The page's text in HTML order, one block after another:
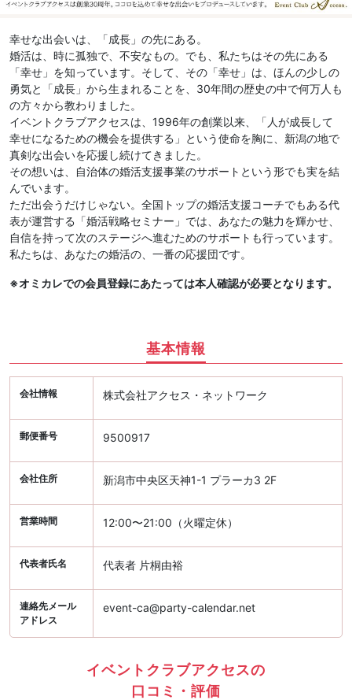
幸せな出会いは、「成長」の先にある。
婚活は、時に孤独で、不安なもの。でも、私たちはその先にある
「幸せ」を知っています。そして、その「幸せ」は、ほんの少しの
勇気と「成長」から生まれることを、30年間の歴史の中で何万人も
の方々から教わりました。
イベントクラブアクセスは、1996年の創業以来、「人が成長して
幸せになるための機会を提供する」という使命を胸に、新潟の地で
真剣な出会いを応援し続けてきました。
その想いは、自治体の婚活支援事業のサポートという形でも実を結
んでいます。
ただ出会うだけじゃない。全国トップの婚活支援コーチでもある代
表が運営する「婚活戦略セミナー」では、あなたの魅力を輝かせ、
自信を持って次のステージへ進むためのサポートも行っています。
私たちは、あなたの婚活の、一番の応援団です。
※オミカレでの会員登録にあたっては本人確認が必要となります。
基本情報
会社情報 株式会社アクセス・ネットワーク
郵便番号 9500917
会社住所 新潟市中央区天神1-1 プラーカ3 2F
営業時間 12:00〜21:00（火曜定休）
代表者氏名 代表者 片桐由裕
連絡先メール
アドレス
event-ca@party-calendar.net
イベントクラブアクセスの
口コミ・評価